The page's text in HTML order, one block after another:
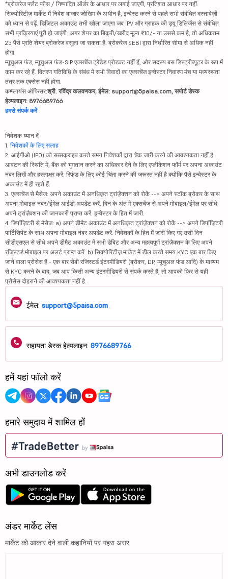
*ब्रोकरेज फ्लैट फीस / निष्पादित ऑर्डर के आधार पर लगाई जाएगी, प्रतिशत आधार पर नहीं.
सिक्योरिटीज़ मार्केट में निवेश बाजार जोखिम के अधीन है, इन्वेस्ट करने से पहले सभी संबंधित दस्तावेज़ों
को ध्यान से पढ़ें. डिजिटल अकाउंट तभी खोला जाएगा जब IPV और ग्राहक की ड्यू डिलिजेंस से संबंधित
सभी प्रक्रियाएं पूरी हो जाएंगी. अगर शेयर का बिक्री/खरीद मूल्य ₹10/- या उससे कम है, तो अधिकतम
25 पैसे प्रति शेयर ब्रोकरेज वसूला जा सकता है. ब्रोकरेज SEBI द्वारा निर्धारित सीमा से अधिक नहीं
होगा.
म्यूचुअल फंड, म्यूचुअल फंड-SIP एक्सचेंज ट्रेडेड प्रोडक्ट नहीं हैं, और सदस्य बस डिस्ट्रीब्यूटर के रूप में
काम कर रहे हैं. वितरण गतिविधि के संबंध में सभी विवादों का एक्सचेंज इन्वेस्टर निवारण मंच या मध्यस्थता
तंत्र तक एक्सेस नहीं होगा.
कम्प्लायंस ऑफिसर:श्री. रविंद्र कलवणकर, ईमेल: support@5paisa.com, सपोर्ट डेस्क
हेल्पलाइन: 8976689766
हमसे संपर्क करें
निवेशक ध्यान दें
1. निवेशकों के लिए सलाह
2. आईपीओ (IPO) को सब्सक्राइब करते समय निवेशकों द्वारा चेक जारी करने की आवश्यकता नहीं है.
आवंटन की स्थिति में, बैंक को भुगतान करने का अधिकार देने के लिए एप्लीकेशन फॉर्म पर अपना अकाउंट
नंबर लिखें और हस्ताक्षर करें. रिफंड के लिए कोई चिंता करने की जरूरत नहीं है क्योंकि पैसे इन्वेस्टर के
अकाउंट में ही रहते हैं.
3. एक्सचेंज से मैसेज: अपने अकाउंट में अनधिकृत ट्रांज़ैक्शन को रोकें --> अपने स्टॉक ब्रोकर के साथ
अपना मोबाइल नंबर/ईमेल आईडी अपडेट करें. दिन के अंत में एक्सचेंज से अपने मोबाइल/ईमेल पर सीधे
अपने ट्रांज़ैक्शन की जानकारी प्राप्त करें. इन्वेस्टर के हित में जारी.
4. डिपॉज़िटरी से मैसेज: a) अपने डीमैट अकाउंट में अनधिकृत ट्रांज़ैक्शन को रोकें --> अपने डिपॉज़िटरी
पार्टिसिपेंट के साथ अपना मोबाइल नंबर अपडेट करें. निवेशकों के हित में जारी किए गए उसी दिन
सीडीएसएल से सीधे अपने डीमैट अकाउंट में सभी डेबिट और अन्य महत्वपूर्ण ट्रांज़ैक्शन के लिए अपने
रजिस्टर्ड मोबाइल पर अलर्ट प्राप्त करें. b) सिक्योरिटीज़ मार्केट में डील करते समय KYC एक बार किए
जाने वाला प्रोसेस है - एक बार सेबी रजिस्टर्ड इंटरमीडियरी (ब्रोकर, DP, म्यूचुअल फंड आदि) के माध्यम
से KYC करने के बाद, जब आप किसी अन्य इंटरमीडियरी से संपर्क करते हैं, तो आपको फिर से यही
प्रोसेस दोहराने की आवश्यकता नहीं है.
ईमेल: support@5paisa.com
सहायता डेस्क हेल्पलाइन: 8976689766
हमें यहां फॉलो करें
हमारे समुदाय में शामिल हों
अभी डाउनलोड करें
अंडर मार्केट लेंस
मार्केट को आकार देने वाली कहानियों पर गहरा असर